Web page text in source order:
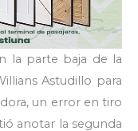
la parte baja de la
Astudillo para
un error en tiro
anotar la segunda